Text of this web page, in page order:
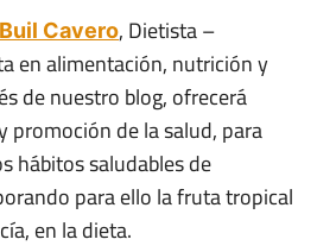
Cavero, Dietista –
en alimentación, nutrición y
de nuestro blog, ofrecerá
promoción de la salud, para
hábitos saludables de
para ello la fruta tropical
en la dieta.